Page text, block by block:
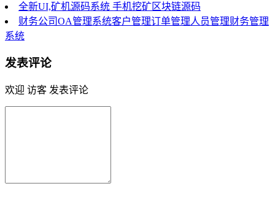
全新UI,矿机源码系统 手机挖矿区块链源码
财务公司OA管理系统客户管理订单管理人员管理财务管理
系统
发表评论
欢迎 访客 发表评论